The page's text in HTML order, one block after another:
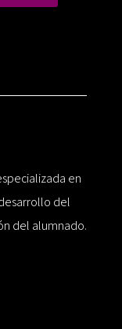
en
del
del alumnado.